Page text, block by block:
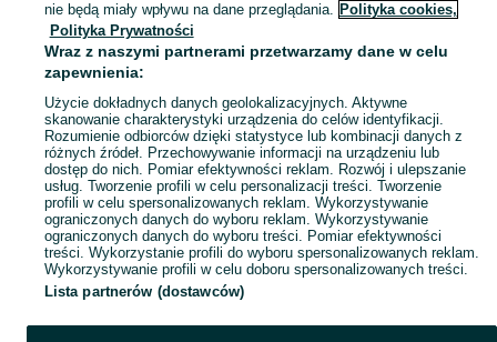
Mapa kategorii
Mapa miejscowości
Mapa ministron
Popularne wyszukiwania
nie będą miały wpływu na dane przeglądania. Polityka cookies,
Polityka Prywatności
Wraz z naszymi partnerami przetwarzamy dane w celu
zapewnienia:
Użycie dokładnych danych geolokalizacyjnych. Aktywne
skanowanie charakterystyki urządzenia do celów identyfikacji.
Rozumienie odbiorców dzięki statystyce lub kombinacji danych z
różnych źródeł. Przechowywanie informacji na urządzeniu lub
dostęp do nich. Pomiar efektywności reklam. Rozwój i ulepszanie
usług. Tworzenie profili w celu personalizacji treści. Tworzenie
profili w celu spersonalizowanych reklam. Wykorzystywanie
ograniczonych danych do wyboru reklam. Wykorzystywanie
ograniczonych danych do wyboru treści. Pomiar efektywności
treści. Wykorzystanie profili do wyboru spersonalizowanych reklam.
Wykorzystywanie profili w celu doboru spersonalizowanych treści.
Lista partnerów (dostawców)